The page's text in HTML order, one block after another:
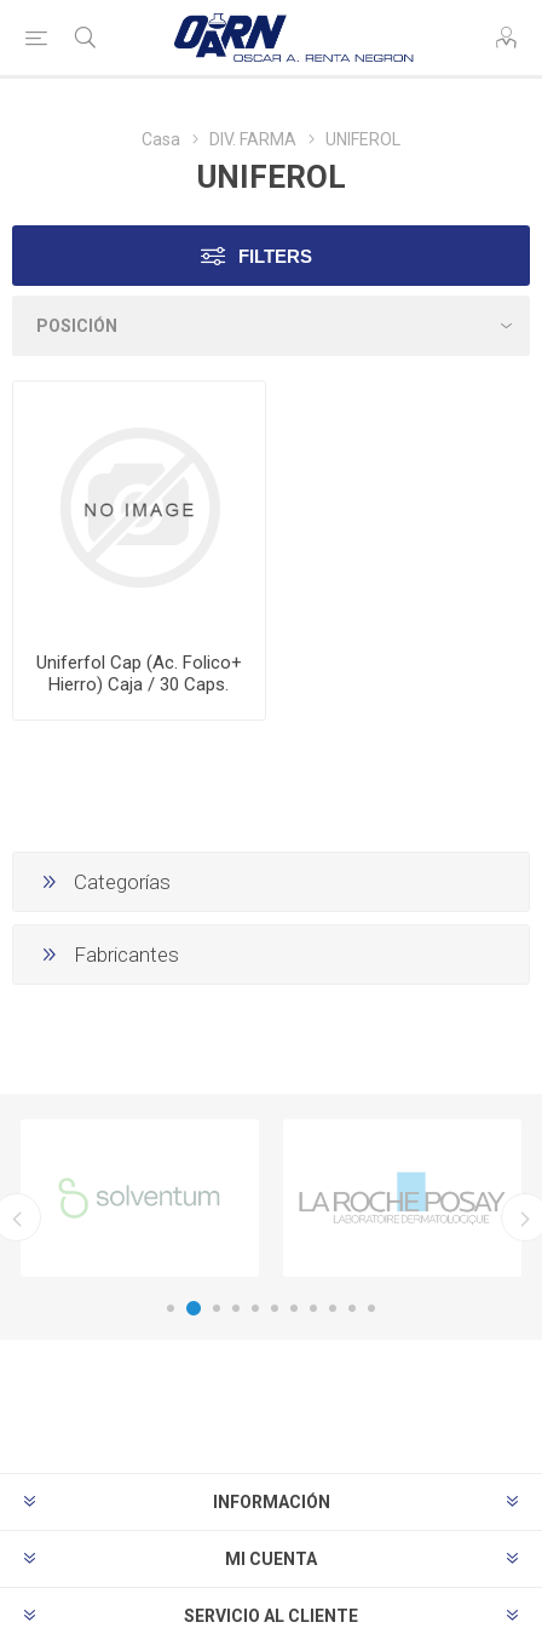
Casa DIV. FARMA UNIFEROL
UNIFEROL
FILTERS
Uniferfol Cap (Ac. Folico+
Hierro) Caja / 30 Caps.
Categorías
Fabricantes
INFORMACIÓN
MI CUENTA
SERVICIO AL CLIENTE